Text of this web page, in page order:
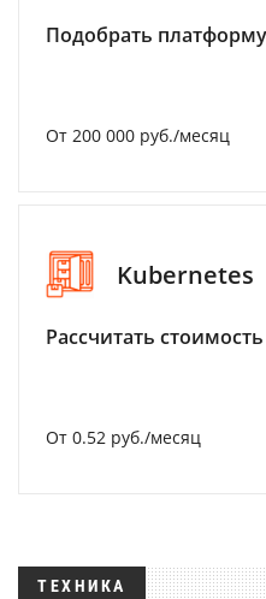
Подобрать
От 200 000 руб./месяц
Kubernetes
Рассчитать
От 0.52 руб./месяц
ТЕХНИКА